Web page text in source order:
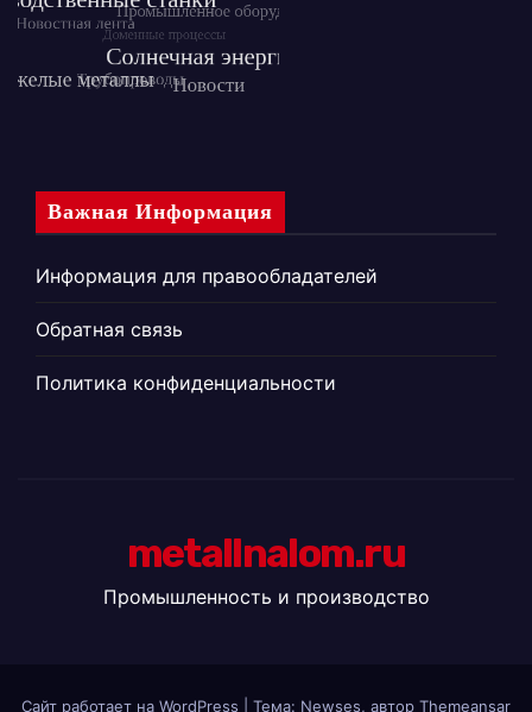
Важная Информация
Информация для правообладателей
Обратная связь
Политика конфиденциальности
metallnalom.ru
Промышленность и производство
Сайт работает на WordPress Тема: Newses, автор Themeansar